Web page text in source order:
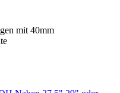
mit 40mm